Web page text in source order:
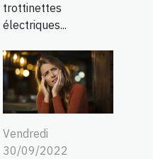
trottinettes
électriques...
Vendredi
30/09/2022